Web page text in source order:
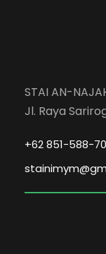
STAI AN-
Jl. Raya
+62 851-588-